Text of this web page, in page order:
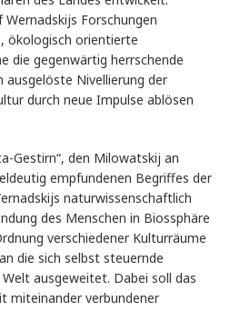
Forschungen
ökologisch orientierte
die gegenwärtig herrschende
ausgelöste Nivellierung der
durch neue Impulse ablösen
Gestirn“, den Milowatskij an
empfundenen Begriffes der
naturwissenschaftlich
des Menschen in Biossphäre
verschiedener Kulturräume
die sich selbst steuernde
ausgeweitet. Dabei soll das
miteinander verbundener